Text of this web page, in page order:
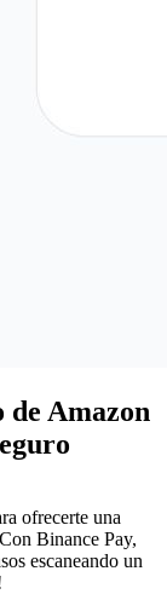
Amazon
ofrecerte una
Binance Pay,
escaneando un